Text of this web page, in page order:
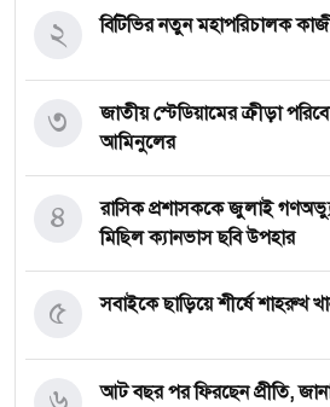
বিটিভির নতুন মহাপরিচালক
২
জাতীয় স্টেডিয়ামের ক্রীড়া
আমিনুলের
৩
রাসিক প্রশাসককে জুলাই
মিছিল ক্যানভাস ছবি উপহার
৪
সবাইকে ছাড়িয়ে শীর্ষে শাহরুখ
৫
আট বছর পর ফিরছেন প্রীতি,